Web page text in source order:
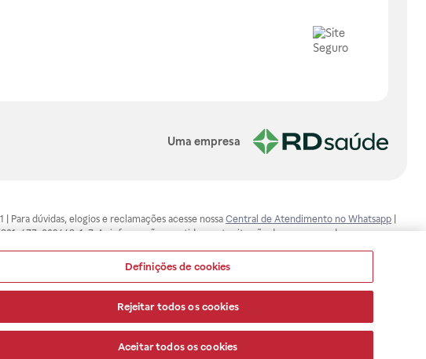
Uma empresa
| Para dúvidas, elogios e reclamações acesse nossa Central de Atendimento no Whatsapp
477-002443-1-7. As informações contidas neste site não devem ser usadas para
qualquer problema de saúde e prescrever o tratamento adequado. Ao
internet. Maiores esclarecimentos, consultar o site: www.anvisa.gov.br. A Raia Drogasil
e a segurança dos clientes são compromissos da Raia Drogasil SA. Todos os pedidos
Definições de cookies
Rejeitar todos os cookies
Aceitar todos os cookies